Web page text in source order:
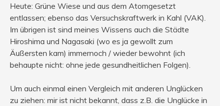
Heute: Grüne Wiese und aus dem Atomgesetzt
entlassen; ebenso das Versuchskraftwerk in Kahl (VAK).
Im übrigen ist sind meines Wissens auch die Städte
Hiroshima und Nagasaki (wo es ja gewollt zum
Äußersten kam) immernoch / wieder bewohnt (ich
behaupte nicht: ohne jede gesundheitlichen Folgen).
Um auch einmal einen Vergleich mit anderen Unglücken
zu ziehen: mir ist nicht bekannt, dass z.B. die Unglücke in